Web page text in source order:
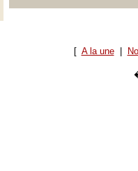
[ A la une|